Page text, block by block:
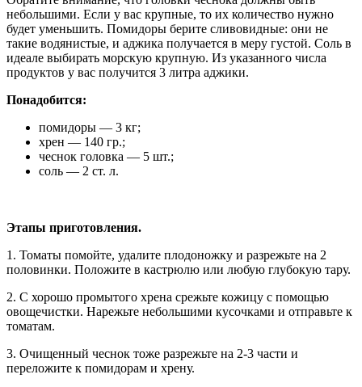
небольшими. Если у вас крупные, то их количество нужно
будет уменьшить. Помидоры берите сливовидные: они не
такие водянистые, и аджика получается в меру густой. Соль в
идеале выбирать морскую крупную. Из указанного числа
продуктов у вас получится 3 литра аджики.
Понадобится:
помидоры — 3 кг;
хрен — 140 гр.;
чеснок головка — 5 шт.;
соль — 2 ст. л.
Этапы приготовления.
1. Томаты помойте, удалите плодоножку и разрежьте на 2
половинки. Положите в кастрюлю или любую глубокую тару.
2. С хорошо промытого хрена срежьте кожицу с помощью
овощечистки. Нарежьте небольшими кусочками и отправьте к
томатам.
3. Очищенный чеснок тоже разрежьте на 2-3 части и
переложите к помидорам и хрену.